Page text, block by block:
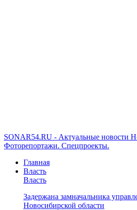
SONAR54.RU - Актуальные новости
Фоторепортажи. Спецпроекты.
Главная
Власть
Власть
Задержана замначальника
Новосибирской области